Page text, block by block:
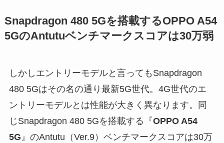
Snapdragon 480 5Gを搭載するOPPO A54
5GのAntutuベンチマークスコアは30万弱
しかしエントリーモデルと言ってもSnapdragon
480 5Gはその名の通り最新5G世代。4G世代のエ
ントリーモデルとは性能が大きく異なります。同
じSnapdragon 480 5Gを搭載する『OPPO A54
5G』のAntutu（Ver.9）ベンチマークスコアは30万